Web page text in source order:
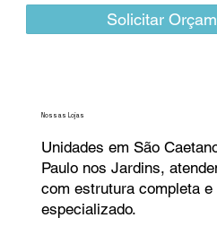
Solicitar
Nossas Lojas
Unidades em São
Paulo nos Jardins,
com estrutura completa e
especializado.